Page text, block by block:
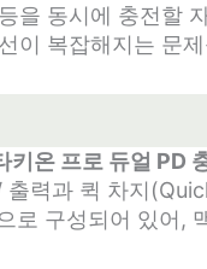
을 동시에 충전할
이 복잡해지는 문
키온 프로 듀얼 PD
출력과 퀵 차지
로 구성되어 있어,